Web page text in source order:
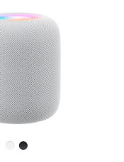
步
了
解
HomePod<